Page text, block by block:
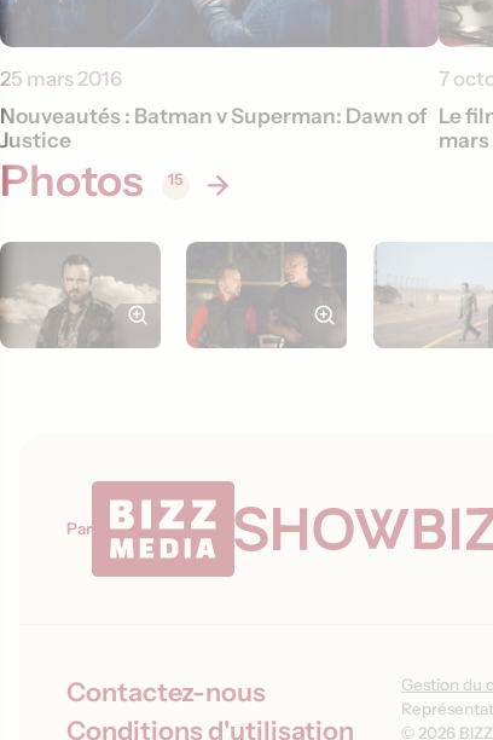
25 mars 2016
Nouveautés : Batman v Superman: Dawn of
Justice
7
Le
mars
Photos 15
Par
Contactez-nous
Conditions d'utilisation
Gestion du
© 2026